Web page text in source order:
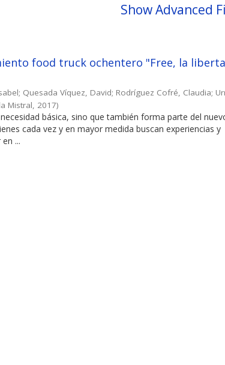
Show Advanced
food truck ochentero "Free, la
; Quesada Víquez, David; Rodríguez Cofré, Claudia;
Mistral 2017)
básica, sino que también forma parte del
cada vez y en mayor medida buscan experiencias y
...